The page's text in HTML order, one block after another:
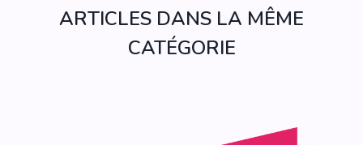
ARTICLES DANS LA MÊME
CATÉGORIE